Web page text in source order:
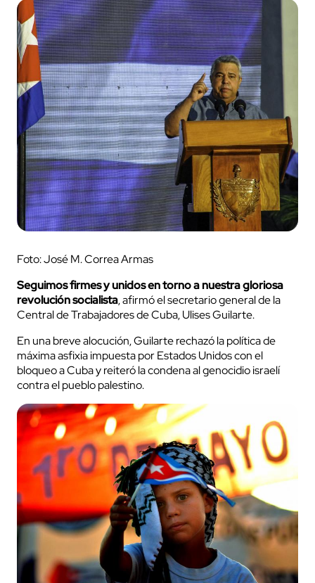
Foto: José M. Correa Armas
Seguimos firmes y unidos en torno a nuestra gloriosa
revolución socialista, afirmó el secretario general de la
Central de Trabajadores de Cuba, Ulises Guilarte.
En una breve alocución, Guilarte rechazó la política de
máxima asfixia impuesta por Estados Unidos con el
bloqueo a Cuba y reiteró la condena al genocidio israelí
contra el pueblo palestino.